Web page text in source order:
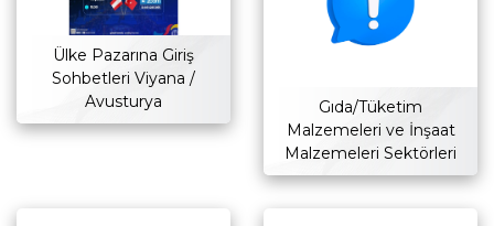
Ülke Pazarına Giriş
Sohbetleri Viyana /
Avusturya
Gıda/Tüketim
Malzemeleri ve İnşaat
Malzemeleri Sektörleri